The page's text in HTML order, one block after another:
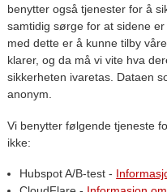
benytter også tjenester for å
samtidig sørge for at sidene
med dette er å kunne tilby
klarer, og da må vi vite hva
sikkerheten ivaretas. Dataen
anonym.
Vi benytter følgende tjeneste
ikke:
Hubspot A/B-test -